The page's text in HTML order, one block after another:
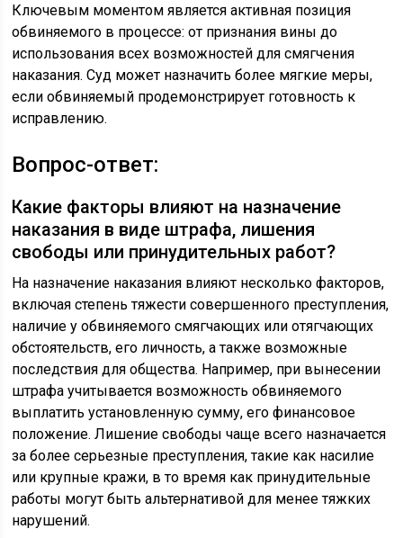
Ключевым моментом является активная позиция
обвиняемого в процессе: от признания вины до
использования всех возможностей для смягчения
наказания. Суд может назначить более мягкие меры,
если обвиняемый продемонстрирует готовность к
исправлению.
Вопрос-ответ:
Какие факторы влияют на назначение
наказания в виде штрафа, лишения
свободы или принудительных работ?
На назначение наказания влияют несколько факторов,
включая степень тяжести совершенного преступления,
наличие у обвиняемого смягчающих или отягчающих
обстоятельств, его личность, а также возможные
последствия для общества. Например, при вынесении
штрафа учитывается возможность обвиняемого
выплатить установленную сумму, его финансовое
положение. Лишение свободы чаще всего назначается
за более серьезные преступления, такие как насилие
или крупные кражи, в то время как принудительные
работы могут быть альтернативой для менее тяжких
нарушений.